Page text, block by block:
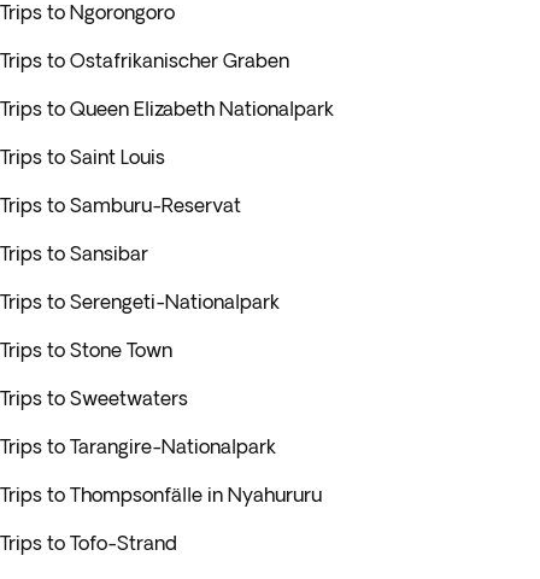
Trips to Ngorongoro
Trips to Ostafrikanischer Graben
Trips to Queen Elizabeth Nationalpark
Trips to Saint Louis
Trips to Samburu-Reservat
Trips to Sansibar
Trips to Serengeti-Nationalpark
Trips to Stone Town
Trips to Sweetwaters
Trips to Tarangire-Nationalpark
Trips to Thompsonfälle in Nyahururu
Trips to Tofo-Strand